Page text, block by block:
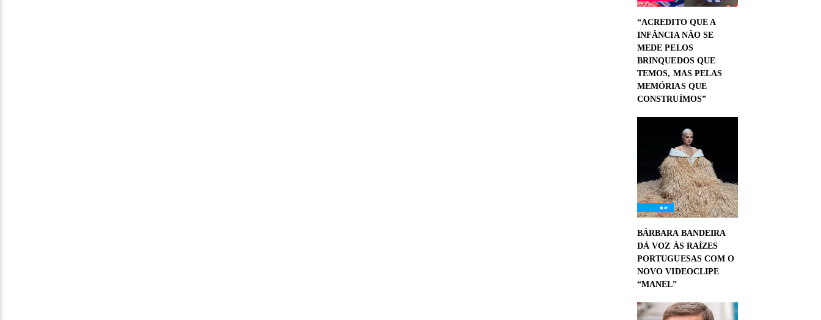
“ACREDITO QUE A
INFÂNCIA NÃO SE
MEDE PELOS
BRINQUEDOS QUE
TEMOS, MAS PELAS
MEMÓRIAS QUE
CONSTRUÍMOS”
BÁRBARA BANDEIRA
DÁ VOZ ÀS RAÍZES
PORTUGUESAS COM O
NOVO VIDEOCLIPE
“MANEL”